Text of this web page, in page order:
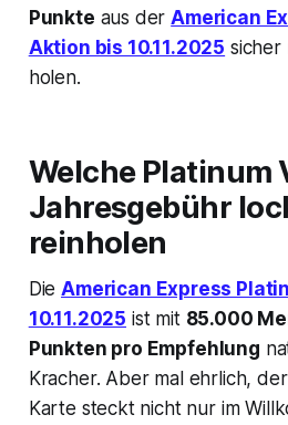
Punkte aus derAmerican
Aktion bis 10.11.2025 sicher
holen.
Welche Platinum
Jahresgebühr
reinholen
DieAmerican Express
10.11.2025 ist mit 85.000
Punkten pro Empfehlung
Kracher. Aber mal ehrlich,
Karte steckt nicht nur im